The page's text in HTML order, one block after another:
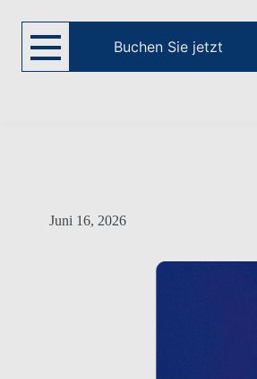
Buchen Sie jetzt
Juni 16, 2026